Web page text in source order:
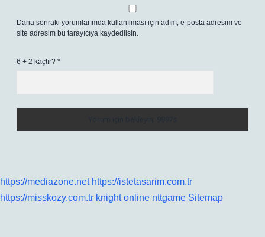
Daha sonraki yorumlarımda kullanılması için adım, e-posta adresim ve
site adresim bu tarayıcıya kaydedilsin.
6 + 2 kaçtır? *
https://mediazone.net https://istetasarim.com.tr
https://misskozy.com.tr knight online nttgame Sitemap